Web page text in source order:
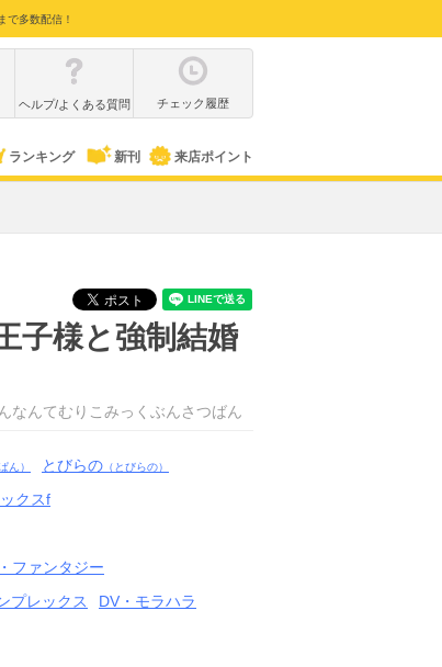
で多数配信！
ヘルプ/よくある質問 チェック履歴
ランキング 新刊 来店ポイント
子様と強制結婚
なんてむりこみっくぶんさつばん
ん） とびらの （とびらの）
クスf
ファンタジー
プレックス
DV・モラハラ